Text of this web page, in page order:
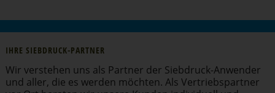
IHRE SIEBDRUCK-PARTNER
Wir verstehen uns als Partner der Siebdruck-Anwender
und aller, die es werden möchten. Als Vertriebs­partner